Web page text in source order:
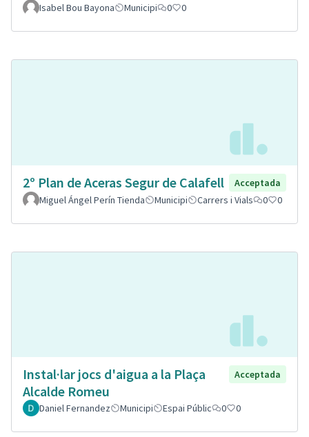
Isabel Bou Bayona
Municipi 0 0
2º Plan de Aceras Segur de Calafell
Acceptada
Miguel Ángel Perín Tienda
Municipi Carrers i Vials 0 0
Instal·lar jocs d'aigua a la Plaça
Alcalde Romeu
Acceptada
Daniel Fernandez Municipi Espai Públic 0 0